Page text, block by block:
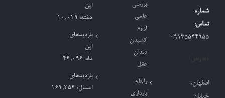
شماره
تماس:
09135544955
اصفهان،
خیابان
بررسی
علمی
لزوم
کشیدن
دندان
عقل
رابطه
بارداری
این
هفته: 10,019
بازدیدهای
این
ماه: 44,096
بازدیدهای
امسال: 169,254